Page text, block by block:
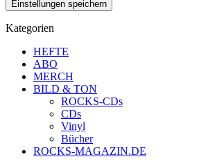
Kategorien
HEFTE
ABO
MERCH
BILD & TON
ROCKS-CDs
CDs
Vinyl
Bücher
ROCKS-MAGAZIN.DE